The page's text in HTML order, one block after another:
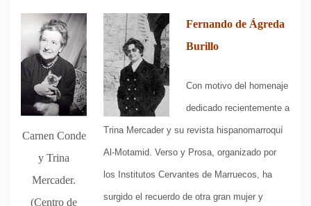
Carnen Conde
y Trina
Mercader.
(Centro de
Fernando de Ágreda
Burillo
Con motivo del homenaje
dedicado recientemente a
Trina Mercader y su revista hispanomarroquí
Al-Motamid. Verso y Prosa, organizado por
los Institutos Cervantes de Marruecos, ha
surgido el recuerdo de otra gran mujer y